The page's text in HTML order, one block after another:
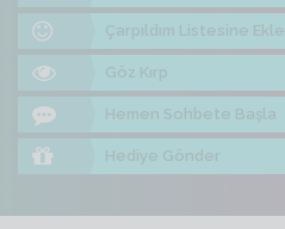
Çarpıldım Listesine Ekle
Göz Kırp
Hemen Sohbete Başla
Hediye Gönder